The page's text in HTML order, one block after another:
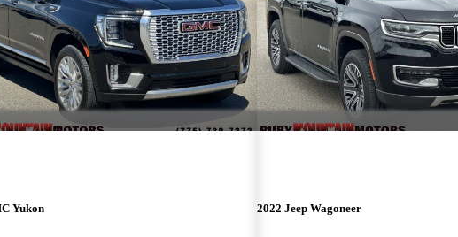
Yukon 2022 Jeep Wagoneer